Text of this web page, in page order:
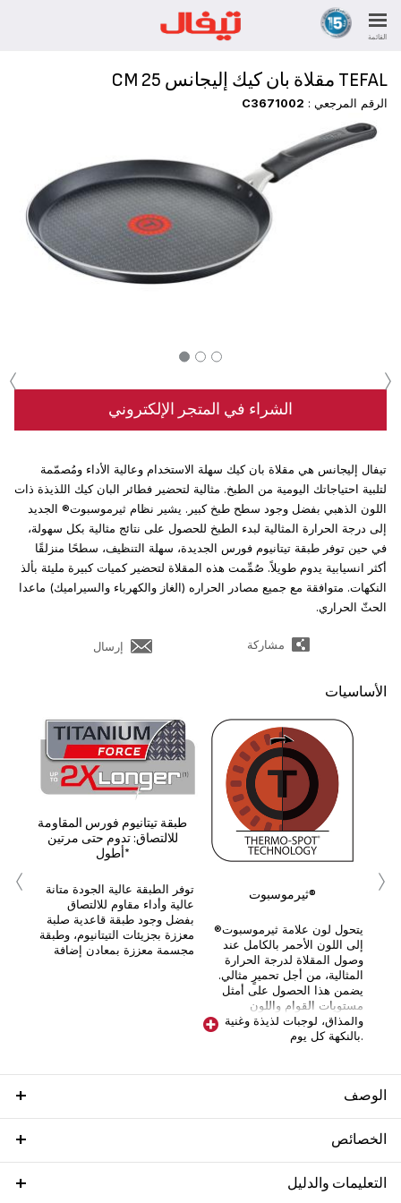
القائمة
TEFAL مقلاة بان كيك إليجانس 25 CM
الرقم المرجعي : C3671002
‹ › الشراء في المتجر الإلكتروني
تيفال إليجانس هي مقلاة بان كيك سهلة الاستخدام وعالية الأداء ومُصمّمة
لتلبية احتياجاتك اليومية من الطبخ. مثالية لتحضير فطائر البان كيك اللذيذة ذات
اللون الذهبي بفضل وجود سطح طبخ كبير. يشير نظام ثيرموسبوت® الجديد
إلى درجة الحرارة المثالية لبدء الطبخ للحصول على نتائج مثالية بكل سهولة،
في حين توفر طبقة تيتانيوم فورس الجديدة، سهلة التنظيف، سطحًا منزلقًا
أكثر انسيابية يدوم طويلاً. صُمِّمت هذه المقلاة لتحضير كميات كبيرة مليئة بألذ
النكهات. متوافقة مع جميع مصادر الحراره (الغاز والكهرباء والسيراميك) ماعدا
الحثّ الحراري.
مشاركة إرسال
الأساسيات
طبقة تيتانيوم فورس المقاومة
للالتصاق: تدوم حتى مرتين
أطول*
توفر الطبقة عالية الجودة متانة
عالية وأداء مقاوم للالتصاق
بفضل وجود طبقة قاعدية صلبة
معززة بجزيئات التيتانيوم، وطبقة
مجسمة معززة بمعادن إضافة
ثيرموسبوت®
يتحول لون علامة ثيرموسبوت®
إلى اللون الأحمر بالكامل عند
وصول المقلاة لدرجة الحرارة
المثالية، من أجل تحميرٍ مثالي.
يضمن هذا الحصول على أمثل
مستويات القوام واللون
والمذاق، لوجبات لذيذة وغنية
بالنكهة كل يوم.
‹ ›
الوصف
الخصائص
التعليمات والدليل